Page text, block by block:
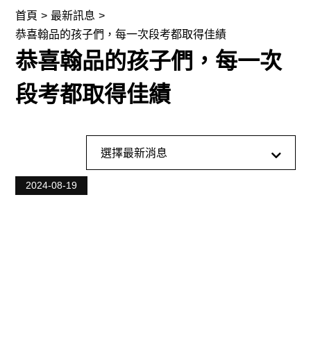
翰品快訊
首頁
最新訊息
恭喜翰品的孩子們，每一次段考都取得佳績
恭喜翰品的孩子們，每一次
段考都取得佳績
選擇最新消息
全部消息
2024-08-19